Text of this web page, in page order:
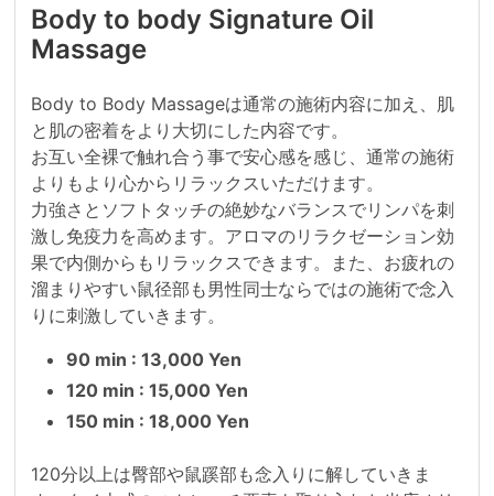
Body to body Signature Oil
Massage
Body to Body Massageは通常の施術内容に加え、肌
と肌の密着をより大切にした内容です。
お互い全裸で触れ合う事で安心感を感じ、通常の施術
よりもより心からリラックスいただけます。
​力強さとソフトタッチの絶妙なバランスでリンパを刺
激し免疫力を高めます。アロマのリラクゼーション効
果で内側からもリラックスできます。また、お疲れの
溜まりやすい鼠径部も男性同士ならではの施術で念入
りに刺激していきます。
90 min : 13,000 Yen
120 min : 15,000 Yen
150 min : 18,000 Yen
120分以上は臀部や鼠蹊部も念入りに解していきま